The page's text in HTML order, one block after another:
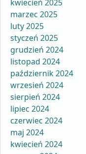
kwiecień 2025
marzec 2025
luty 2025
styczeń 2025
grudzień 2024
listopad 2024
październik 2024
wrzesień 2024
sierpień 2024
lipiec 2024
czerwiec 2024
maj 2024
kwiecień 2024